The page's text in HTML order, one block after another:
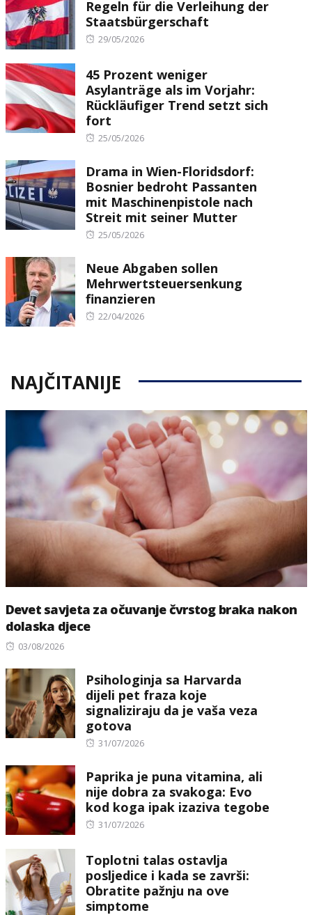
Regeln für die Verleihung der
Staatsbürgerschaft
Posted
29/05/2026
45 Prozent weniger
Asylanträge als im Vorjahr:
Rückläufiger Trend setzt sich
fort
Posted
25/05/2026
Drama in Wien-Floridsdorf:
Bosnier bedroht Passanten
mit Maschinenpistole nach
Streit mit seiner Mutter
Posted
25/05/2026
Neue Abgaben sollen
Mehrwertsteuersenkung
finanzieren
Posted
22/04/2026
NAJČITANIJE
Devet savjeta za očuvanje čvrstog braka nakon
dolaska djece
Posted
03/08/2026
Psihologinja sa Harvarda
dijeli pet fraza koje
signaliziraju da je vaša veza
gotova
Posted
31/07/2026
Paprika je puna vitamina, ali
nije dobra za svakoga: Evo
kod koga ipak izaziva tegobe
Posted
31/07/2026
Toplotni talas ostavlja
posljedice i kada se završi:
Obratite pažnju na ove
simptome